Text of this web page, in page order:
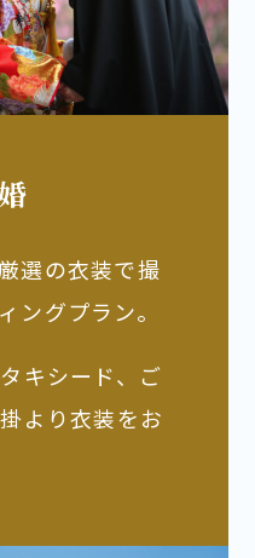
選の衣装で撮
ングプラン。
キシード、ご
より衣装をお